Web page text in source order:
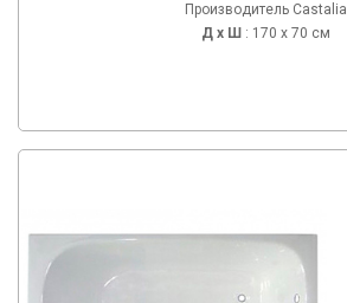
Производитель Castalia
Д х Ш : 170 x 70 см